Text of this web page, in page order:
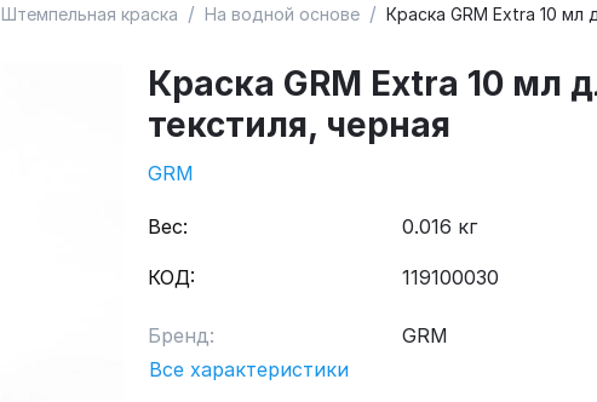
Штемпельная краска / На водной основе / Краска GRM Extra 10 мл
Краска GRM Extra 10 мл
текстиля, черная
GRM
Вес: 0.016 кг
КОД: 119100030
Бренд:
GRM
Все характеристики